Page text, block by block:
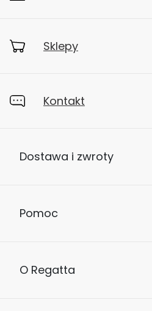
Sklepy
Kontakt
Dostawa i zwroty
Pomoc
O Regatta